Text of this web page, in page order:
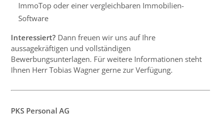
ImmoTop oder einer vergleichbaren Immobilien-
Software
Interessiert? Dann freuen wir uns auf Ihre
aussagekräftigen und vollständigen
Bewerbungsunterlagen. Für weitere Informationen steht
Ihnen Herr Tobias Wagner gerne zur Verfügung.
PKS Personal AG